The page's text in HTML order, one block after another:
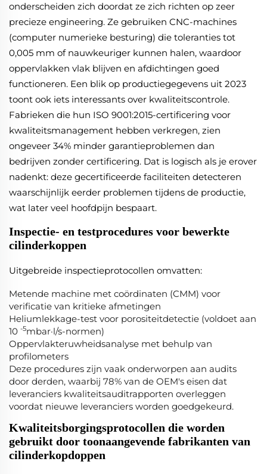
onderscheiden zich doordat ze zich richten op zeer
precieze engineering. Ze gebruiken CNC-machines
(computer numerieke besturing) die toleranties tot
0,005 mm of nauwkeuriger kunnen halen, waardoor
oppervlakken vlak blijven en afdichtingen goed
functioneren. Een blik op productiegegevens uit 2023
toont ook iets interessants over kwaliteitscontrole.
Fabrieken die hun ISO 9001:2015-certificering voor
kwaliteitsmanagement hebben verkregen, zien
ongeveer 34% minder garantieproblemen dan
bedrijven zonder certificering. Dat is logisch als je erover
nadenkt: deze gecertificeerde faciliteiten detecteren
waarschijnlijk eerder problemen tijdens de productie,
wat later veel hoofdpijn bespaart.
Inspectie- en testprocedures voor bewerkte
cilinderkoppen
Uitgebreide inspectieprotocollen omvatten:
Metende machine met coördinaten (CMM) voor
verificatie van kritieke afmetingen
Heliumlekkage-test voor porositeitdetectie (voldoet aan
10 -5mbar·l/s-normen)
Oppervlakteruwheidsanalyse met behulp van
profilometers
Deze procedures zijn vaak onderworpen aan audits
door derden, waarbij 78% van de OEM's eisen dat
leveranciers kwaliteitsauditrapporten overleggen
voordat nieuwe leveranciers worden goedgekeurd.
Kwaliteitsborgingsprotocollen die worden
gebruikt door toonaangevende fabrikanten van
cilinderkopdoppen